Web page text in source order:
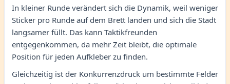
In kleiner Runde verändert sich die Dynamik, weil weniger
Sticker pro Runde auf dem Brett landen und sich die Stadt
langsamer füllt. Das kann Taktikfreunden
entgegenkommen, da mehr Zeit bleibt, die optimale
Position für jeden Aufkleber zu finden.
Gleichzeitig ist der Konkurrenzdruck um bestimmte Felder